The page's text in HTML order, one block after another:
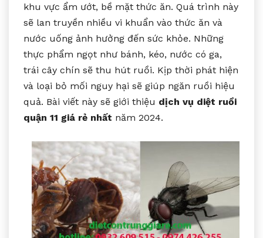
khu vực ẩm ướt, bề mặt thức ăn. Quá trình này
sẽ lan truyền nhiều vi khuẩn vào thức ăn và
nước uống ảnh hưởng đến sức khỏe. Những
thực phẩm ngọt như bánh, kéo, nước có ga,
trái cây chín sẽ thu hút ruồi. Kịp thời phát hiện
và loại bỏ mối nguy hại sẽ giúp ngăn ruồi hiệu
quả. Bài viết này sẽ giới thiệu dịch vụ diệt ruồi
quận 11 giá rẻ nhất năm 2024.